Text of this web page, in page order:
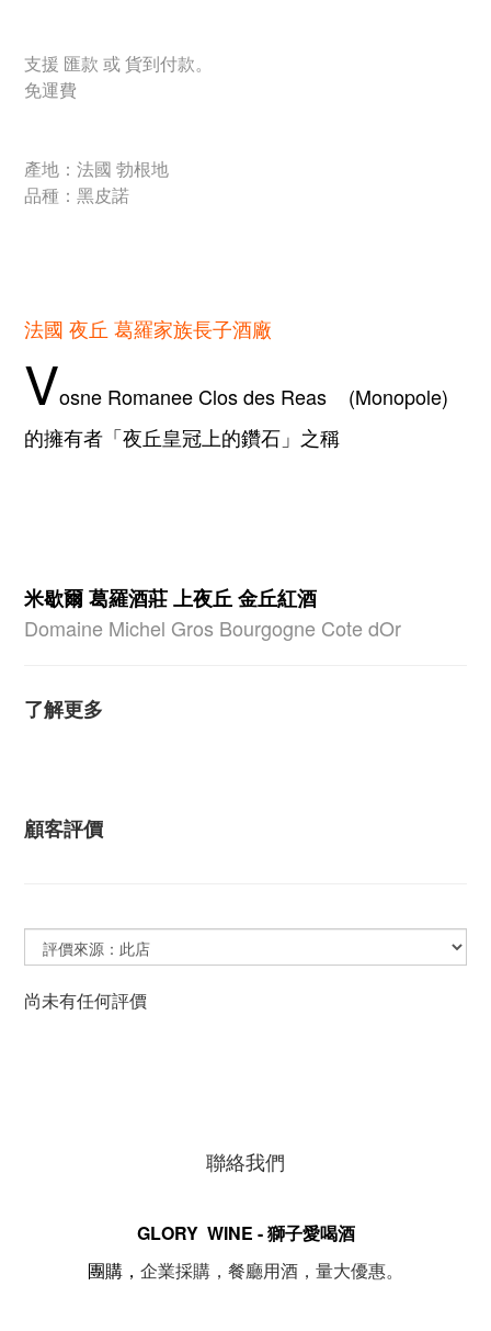
支援 匯款 或 貨到付款。
免運費
產地：法國 勃根地
品種：黑皮諾
法國 夜丘 葛羅家族長子酒廠
Vosne Romanee Clos des Reas    (Monopole)
的擁有者「夜丘皇冠上的鑽石」之稱
米歇爾 葛羅酒莊 上夜丘 金丘紅酒
Domaine Michel Gros Bourgogne Cote dOr
了解更多
顧客評價
尚未有任何評價
聯絡我們
GLORY WINE - 獅子愛喝酒
團購， 企業採購，餐廳用酒，量大優惠。